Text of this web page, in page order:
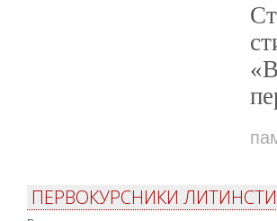
ПЕРВОКУРСНИКИ